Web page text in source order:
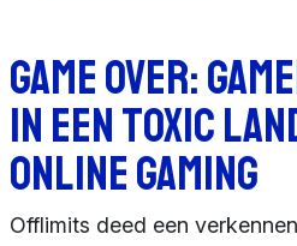
Game over:
in een toxic
online gaming
Offlimits deed een